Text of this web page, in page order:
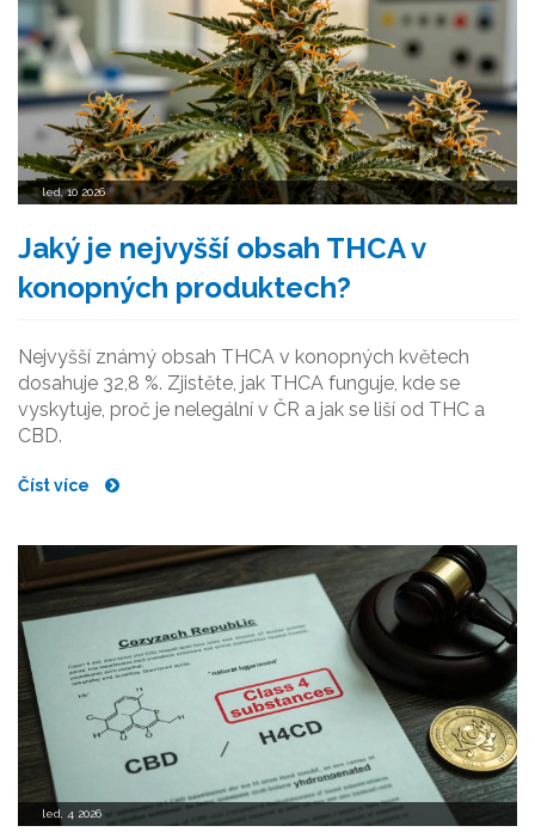
led, 10 2026
Jaký je nejvyšší obsah THCA v
konopných produktech?
Nejvyšší známý obsah THCA v konopných květech
dosahuje 32,8 %. Zjistěte, jak THCA funguje, kde se
vyskytuje, proč je nelegální v ČR a jak se liší od THC a
CBD.
Číst více
led, 4 2026